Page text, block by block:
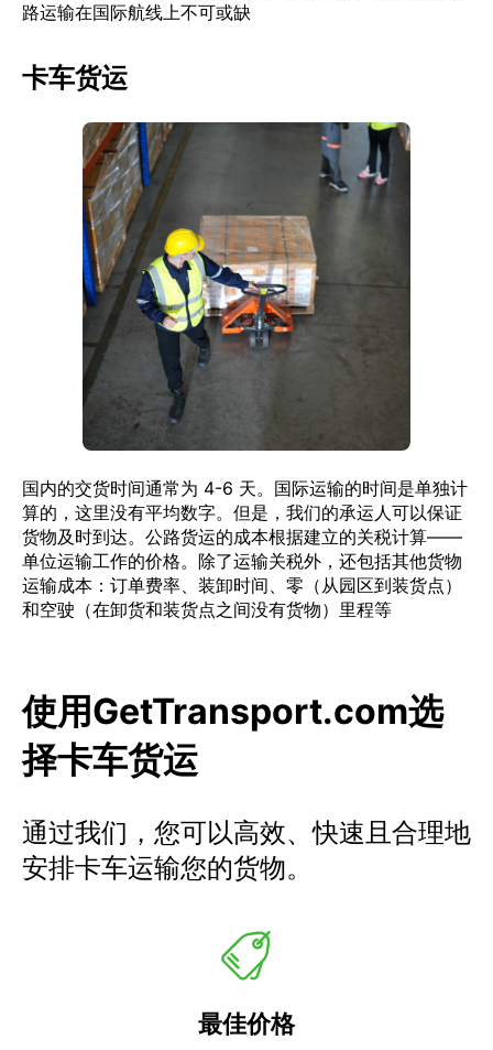
路运输在国际航线上不可或缺
卡车货运
国内的交货时间通常为 4-6 天。国际运输的时间是单独计
算的，这里没有平均数字。但是，我们的承运人可以保证
货物及时到达。公路货运的成本根据建立的关税计算——
单位运输工作的价格。除了运输关税外，还包括其他货物
运输成本：订单费率、装卸时间、零（从园区到装货点）
和空驶（在卸货和装货点之间没有货物）里程等
使用GetTransport.com选
择卡车货运
通过我们，您可以高效、快速且合理地
安排卡车运输您的货物。
最佳价格